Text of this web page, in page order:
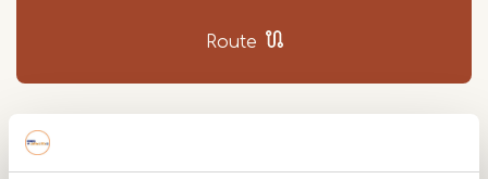
Route
Lengte: 3,2 km. Deze route is een mooie mix